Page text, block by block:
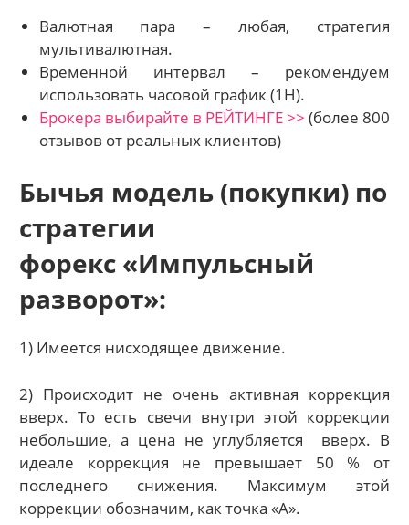
Валютная пара – любая, стратегия
мультивалютная.
Временной интервал – рекомендуем
использовать часовой график (1Н).
Брокера выбирайте в РЕЙТИНГЕ >> (более 800
отзывов от реальных клиентов)
Бычья модель (покупки) по
стратегии
форекс «Импульсный
разворот»:
1) Имеется нисходящее движение.
2) Происходит не очень активная коррекция
вверх. То есть свечи внутри этой коррекции
небольшие, а цена не углубляется
вверх. В
идеале коррекция не превышает 50 % от
последнего снижения. Максимум этой
коррекции обозначим, как точка «А».